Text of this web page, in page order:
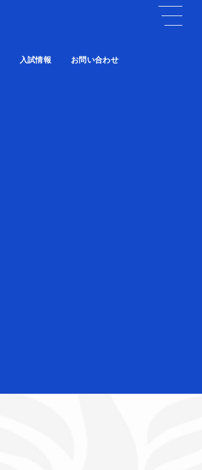
入試情報 お問い合わせ